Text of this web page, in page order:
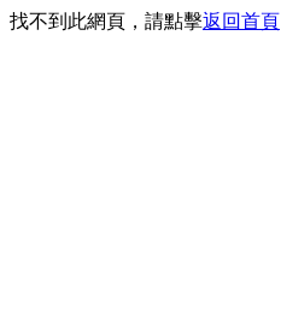
找不到此網頁，請點擊返回首頁